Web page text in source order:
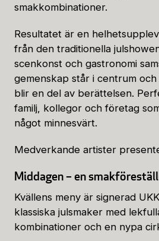
smakkombinationer.
Resultatet är en
från den traditionella
scenkonst och gastronomi
gemenskap står i centrum
blir en del av berättelsen.
familj, kollegor och företag
något minnesvärt.
Medverkande artister
Middagen – en
Kvällens meny är signerad
klassiska julsmaker med
kombinationer och en nypa